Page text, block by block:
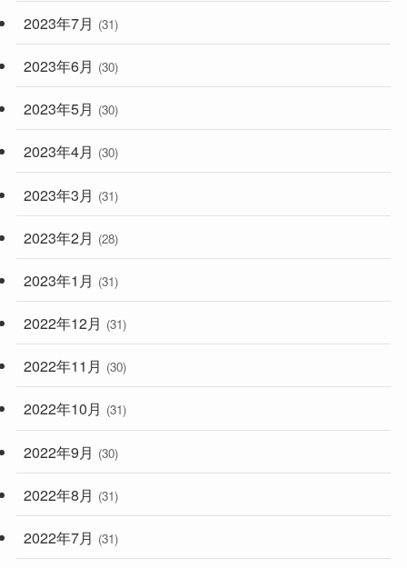
2023年7月 (31)
2023年6月 (30)
2023年5月 (30)
2023年4月 (30)
2023年3月 (31)
2023年2月 (28)
2023年1月 (31)
2022年12月 (31)
2022年11月 (30)
2022年10月 (31)
2022年9月 (30)
2022年8月 (31)
2022年7月 (31)